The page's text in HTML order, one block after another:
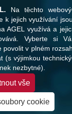
pojišťoven
Na těchto
k jejich využívání
AGEL využívá a
Vyberte si
povolit v plném
(s výjimkou
nezbytné).
vše
cookie